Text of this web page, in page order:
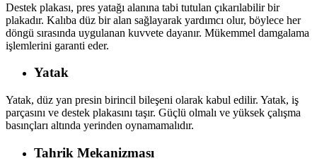
Destek plakası, pres yatağı alanına tabi tutulan çıkarılabilir bir
plakadır. Kalıba düz bir alan sağlayarak yardımcı olur, böylece her
döngü sırasında uygulanan kuvvete dayanır. Mükemmel damgalama
işlemlerini garanti eder.
Yatak
Yatak, düz yan presin birincil bileşeni olarak kabul edilir. Yatak, iş
parçasını ve destek plakasını taşır. Güçlü olmalı ve yüksek çalışma
basınçları altında yerinden oynamamalıdır.
Tahrik Mekanizması